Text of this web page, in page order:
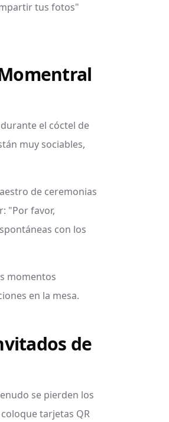
tus fotos"
el cóctel de
muy sociables,
de ceremonias
"Por favor,
con los
momentos
en la mesa.
de
se pierden los
tarjetas QR